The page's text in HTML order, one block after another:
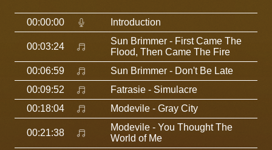
00:00:00 Introduction
00:03:24
Sun Brimmer - First Came The
Flood, Then Came The Fire
00:06:59
Sun Brimmer - Don't Be Late
00:09:52
Fatrasie - Simulacre
00:18:04
Modevile - Gray City
00:21:38
Modevile - You Thought The
World of Me